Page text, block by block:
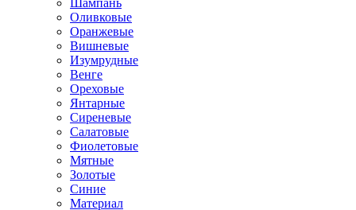
Шампань
Оливковые
Оранжевые
Вишневые
Изумрудные
Венге
Ореховые
Янтарные
Сиреневые
Салатовые
Фиолетовые
Мятные
Золотые
Синие
Материал